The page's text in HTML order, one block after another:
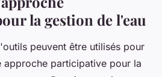
la gestion de l'eau
peuvent être utilisés pour
participative pour la